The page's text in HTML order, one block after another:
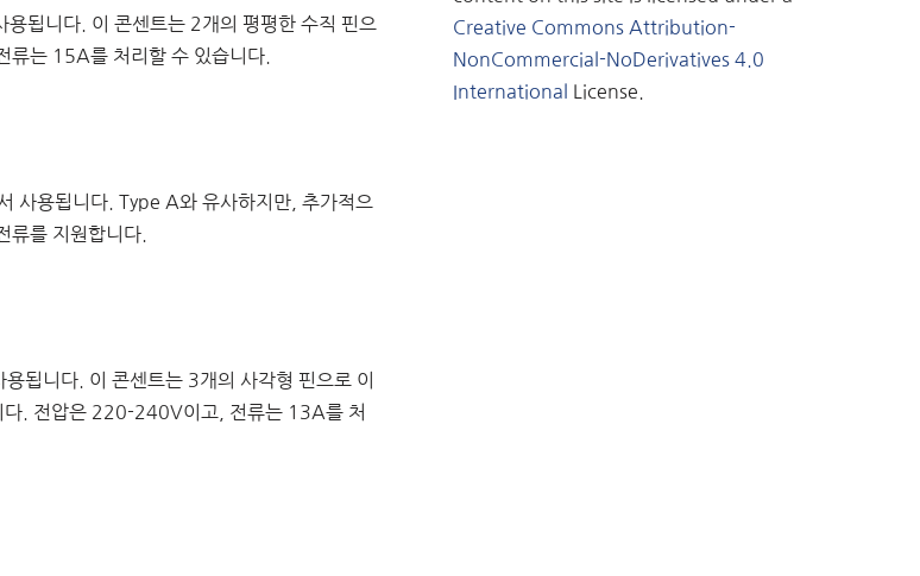
됩니다. 이 콘센트는 2개의 평평한 수직 핀으
류는 15A를 처리할 수 있습니다.
사용됩니다. Type A와 유사하지만, 추가적으
를 지원합니다.
됩니다. 이 콘센트는 3개의 사각형 핀으로 이
다. 전압은 220-240V이고, 전류는 13A를 처
Creative Commons Attribution-
NonCommercial-NoDerivatives 4.0
International License.